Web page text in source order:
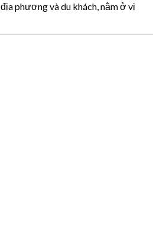
phương và du khách, nằm ở vị